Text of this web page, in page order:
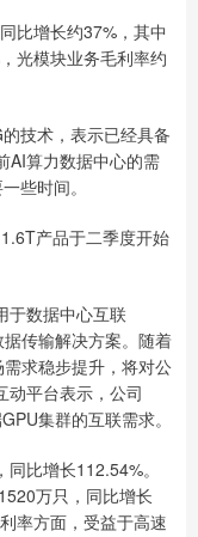
比增长约37%，其中
光模块业务毛利率约
技术，表示已经具备
AI算力数据中心的需
些时间。
产品于二季度开始
于数据中心互联
据传输解决方案。随着
求稳步提升，将对公
动平台表示，公司
集群的互联需求。
比增长112.54%。
万只，同比增长
率方面，受益于高速